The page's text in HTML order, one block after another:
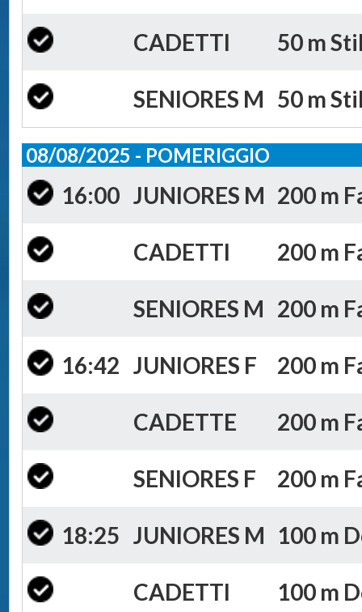
CADETTI 50 m
SENIORES M 50 m
08/08/2025 - POMERIGGIO
16:00 JUNIORES M 200 m
CADETTI 200 m
SENIORES M 200 m
16:42 JUNIORES F 200 m
CADETTE 200 m
SENIORES F 200 m
18:25 JUNIORES M 100 m
CADETTI 100 m